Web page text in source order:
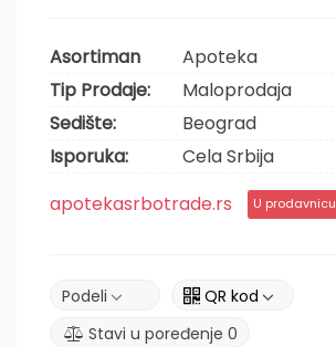
Asortiman
Apoteka
Tip Prodaje:
Maloprodaja
Sedište:
Beograd
Isporuka:
Cela Srbija
apotekasrbotrade.rs
U prodavnicu
Podeli
QR kod
Stavi u poređenje 0